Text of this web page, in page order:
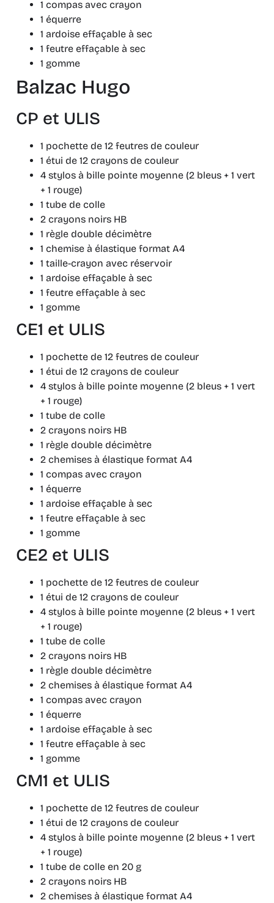
1 compas avec crayon
1 équerre
1 ardoise effaçable à sec
1 feutre effaçable à sec
1 gomme
Balzac Hugo
CP et ULIS
1 pochette de 12 feutres de couleur
1 étui de 12 crayons de couleur
4 stylos à bille pointe moyenne (2 bleus + 1 vert
+ 1 rouge)
1 tube de colle
2 crayons noirs HB
1 règle double décimètre
1 chemise à élastique format A4
1 taille-crayon avec réservoir
1 ardoise effaçable à sec
1 feutre effaçable à sec
1 gomme
CE1 et ULIS
1 pochette de 12 feutres de couleur
1 étui de 12 crayons de couleur
4 stylos à bille pointe moyenne (2 bleus + 1 vert
+ 1 rouge)
1 tube de colle
2 crayons noirs HB
1 règle double décimètre
2 chemises à élastique format A4
1 compas avec crayon
1 équerre
1 ardoise effaçable à sec
1 feutre effaçable à sec
1 gomme
CE2 et ULIS
1 pochette de 12 feutres de couleur
1 étui de 12 crayons de couleur
4 stylos à bille pointe moyenne (2 bleus + 1 vert
+ 1 rouge)
1 tube de colle
2 crayons noirs HB
1 règle double décimètre
2 chemises à élastique format A4
1 compas avec crayon
1 équerre
1 ardoise effaçable à sec
1 feutre effaçable à sec
1 gomme
CM1 et ULIS
1 pochette de 12 feutres de couleur
1 étui de 12 crayons de couleur
4 stylos à bille pointe moyenne (2 bleus + 1 vert
+ 1 rouge)
1 tube de colle en 20 g
2 crayons noirs HB
2 chemises à élastique format A4